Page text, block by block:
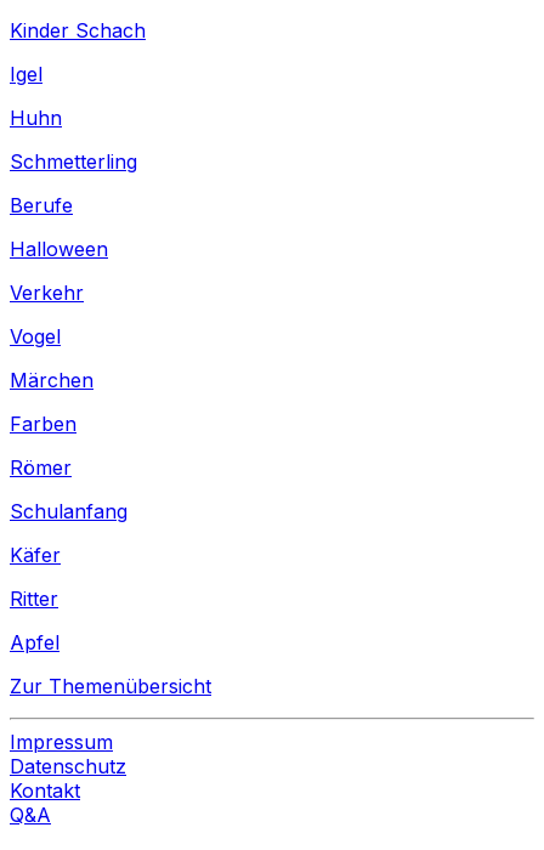
Kinder Schach
Igel
Huhn
Schmetterling
Berufe
Halloween
Verkehr
Vogel
Märchen
Farben
Römer
Schulanfang
Käfer
Ritter
Apfel
Zur Themenübersicht
Impressum
Datenschutz
Kontakt
Q&A